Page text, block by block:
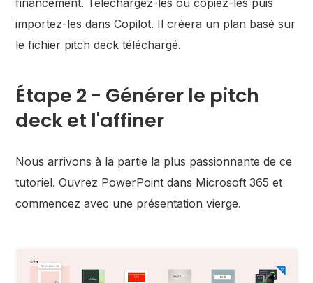
importez-les dans Copilot. Il créera un plan basé sur
le fichier pitch deck téléchargé.
Étape 2 - Générer le pitch
deck et l'affiner
Nous arrivons à la partie la plus passionnante de ce
tutoriel. Ouvrez PowerPoint dans Microsoft 365 et
commencez avec une présentation vierge.